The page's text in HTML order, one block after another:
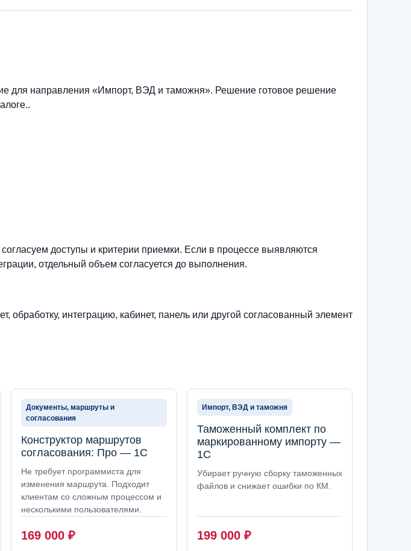
для направления «Импорт, ВЭД и таможня». Решение готовое решение
доступы и критерии приемки. Если в процессе выявляются
отдельный объем согласуется до выполнения.
обработку, интеграцию, кабинет, панель или другой согласованный элемент
Документы, маршруты и
согласования
Конструктор маршрутов
согласования: Про — 1С
Не требует программиста для
изменения маршрута. Подходит
клиентам со сложным процессом и
несколькими пользователями.
169 000 ₽
Импорт, ВЭД и таможня
Таможенный комплект по
маркированному импорту —
1С
Убирает ручную сборку таможенных
файлов и снижает ошибки по КМ.
199 000 ₽